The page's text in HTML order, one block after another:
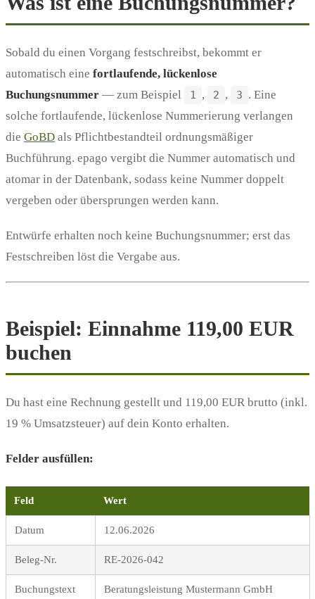
Sobald du einen Vorgang festschreibst, bekommt er
automatisch eine fortlaufende, lückenlose
Buchungsnummer — zum Beispiel 1 , 2 , 3 . Eine
solche fortlaufende, lückenlose Nummerierung verlangen
die GoBD als Pflichtbestandteil ordnungsmäßiger
Buchführung. epago vergibt die Nummer automatisch und
atomar in der Datenbank, sodass keine Nummer doppelt
vergeben oder übersprungen werden kann.
Entwürfe erhalten noch keine Buchungsnummer; erst das
Festschreiben löst die Vergabe aus.
Beispiel: Einnahme 119,00 EUR
buchen
Du hast eine Rechnung gestellt und 119,00 EUR brutto (inkl.
19 % Umsatzsteuer) auf dein Konto erhalten.
Felder ausfüllen:
Feld Wert
Datum 12.06.2026
Beleg-Nr. RE-2026-042
Buchungstext Beratungsleistung Mustermann GmbH